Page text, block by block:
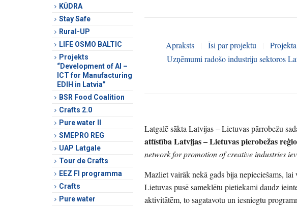
Apraksts Īsi par projektu
Uzņēmumi radošo industriju sektoros
Latgalē sākta Latvijas – Lietuvas pārrobežu
attīstība Latvijas – Lietuvas pierobežas
network for promotion of creative industries
Mazliet vairāk nekā gads bija nepieciešams,
Lietuvas pusē sameklētu pietiekami daudz
aktivitātēm, to sagatavotu un iesniegtu
KŪDRA
Stay Safe
Rural-UP
LIFE OSMO BALTIC
Projekts
“Development of AI –
ICT for Manufacturing
EDIH in Latvia”
BSR Food Coalition
Crafts 2.0
Pure water II
SMEPRO REG
UAP Latgale
Tour de Crafts
EEZ FI programma
Crafts
Pure water